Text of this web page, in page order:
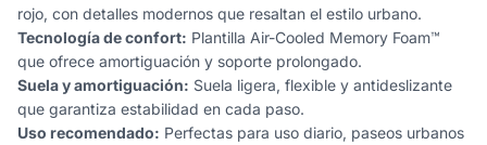
rojo, con detalles modernos que resaltan el estilo urbano.
Tecnología de confort: Plantilla Air-Cooled Memory Foam™
que ofrece amortiguación y soporte prolongado.
Suela y amortiguación: Suela ligera, flexible y antideslizante
que garantiza estabilidad en cada paso.
Uso recomendado: Perfectas para uso diario, paseos urbanos